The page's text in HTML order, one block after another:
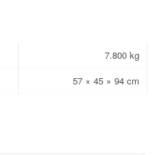
7.800 kg
57 × 45 × 94 cm